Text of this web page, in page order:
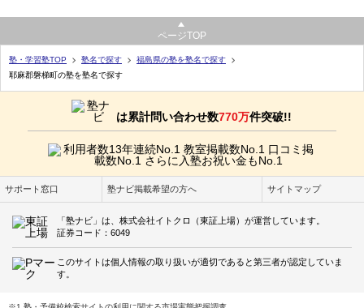
ページTOP
塾・学習塾TOP 塾名で探す
福島県の塾を塾名で探す
耶麻郡磐梯町の塾を塾名で探す
は累計問い合わせ数770万件突破!!
サポート窓口 塾ナビ掲載希望の方へ サイトマップ
「塾ナビ」は、株式会社イトクロ（東証上場）が運営しています。
証券コード：6049
このサイトは個人情報の取り扱いが適切であると第三者が認定していま
す。